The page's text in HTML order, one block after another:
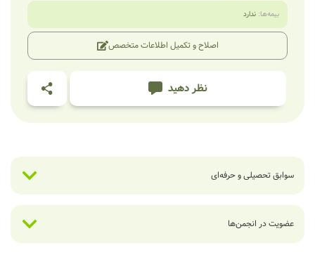
بیمه‌ها: ندارد
اصلاح و تکمیل اطلاعات متخصص
نظر دهید
سوابق تحصیلی و حرفه‌ای
عضویت در انجمن‌ها